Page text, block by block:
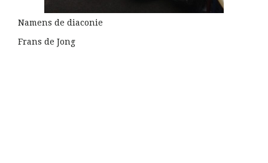
Namens de diaconie
Frans de Jong